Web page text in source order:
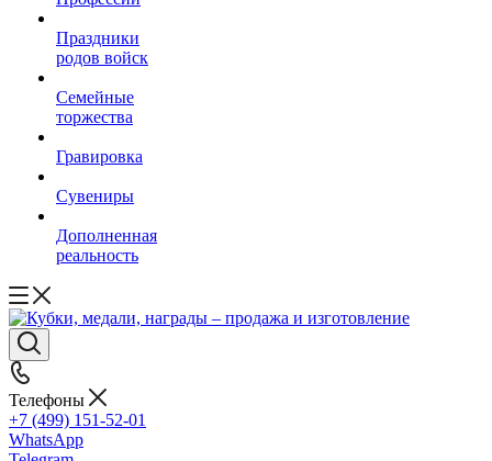
Праздники
родов войск
Семейные
торжества
Гравировка
Сувениры
Дополненная
реальность
Телефоны
+7 (499) 151-52-01
WhatsApp